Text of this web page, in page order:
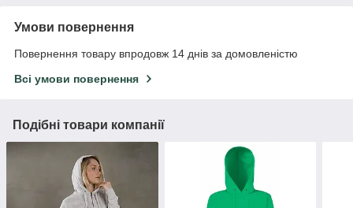
Умови повернення
Повернення товару впродовж 14 днів за домовленістю
Всі умови повернення
Подібні товари компанії